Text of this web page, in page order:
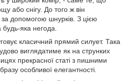
або снігу. До того ж він
допомогою шнурків. З цією
яка негода.
класичний прямий силует. Така
виглядатиме як на струнких
прекрасної статі з пишними
особливої елегантності.